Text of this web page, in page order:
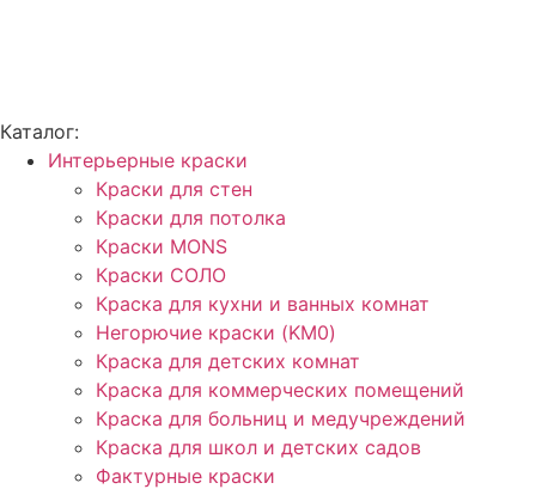
Каталог:
Интерьерные краски
Краски для стен
Краски для потолка
Краски MONS
Краски СОЛО
Краска для кухни и ванных комнат
Негорючие краски (KM0)
Краска для детских комнат
Краска для коммерческих помещений
Краска для больниц и медучреждений
Краска для школ и детских садов
Фактурные краски